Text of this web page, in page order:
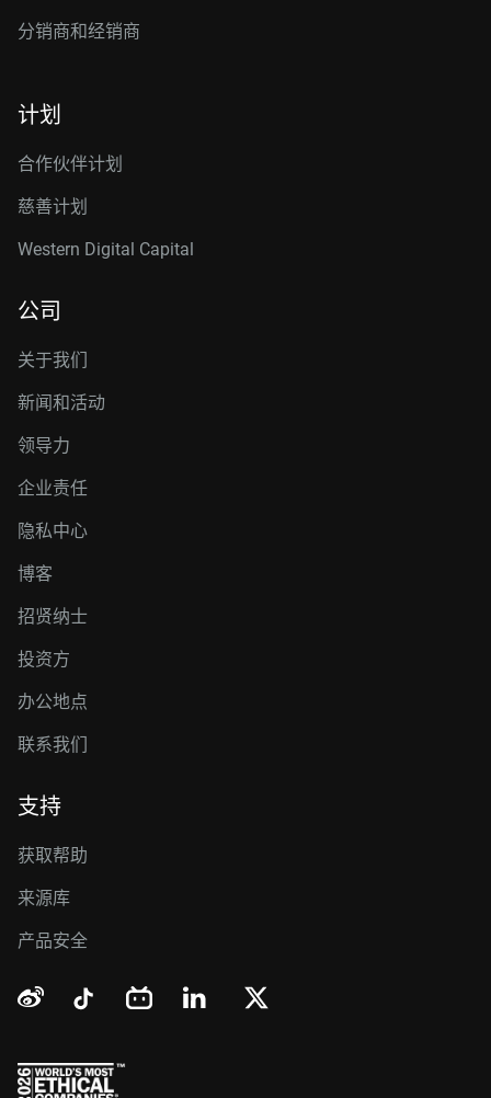
分销商和经销商
计划
合作伙伴计划
慈善计划
Western Digital Capital
公司
关于我们
新闻和活动
领导力
企业责任
隐私中心
博客
招贤纳士
投资方
办公地点
联系我们
支持
获取帮助
来源库
产品安全